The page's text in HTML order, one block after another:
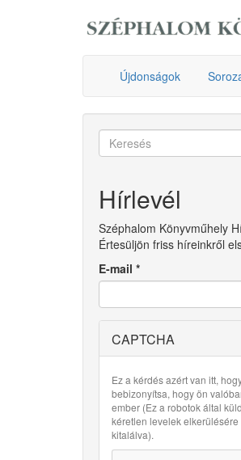
Újdonságok
Keresés
Hírlevél
Széphalom Könyvműhely
Értesüljön friss híreinkről
E-mail *
CAPTCHA
Ez a kérdés azért van itt,
bebizonyítsa, hogy ön
ember (Ez a robotok által
kéretlen levelek elkerülésére
kitalálva).